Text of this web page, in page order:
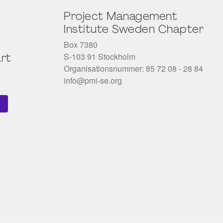
Project Management
Institute Sweden Chapter
Box 7380
S-103 91 Stockholm
Organisationsnummer: 85 72 08 - 28 84
info@pmi-se.org